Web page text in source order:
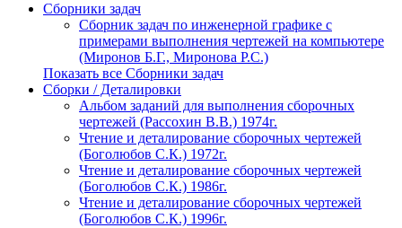
Сборники задач
Сборник задач по инженерной графике с
примерами выполнения чертежей на компьютере
(Миронов Б.Г., Миронова Р.С.)
Показать все Сборники задач
Сборки / Деталировки
Альбом заданий для выполнения сборочных
чертежей (Рассохин В.В.) 1974г.
Чтение и деталирование сборочных чертежей
(Боголюбов С.К.) 1972г.
Чтение и деталирование сборочных чертежей
(Боголюбов С.К.) 1986г.
Чтение и деталирование сборочных чертежей
(Боголюбов С.К.) 1996г.